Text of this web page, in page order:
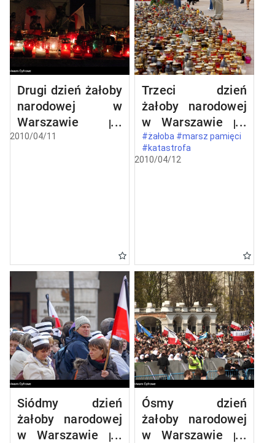
Drugi dzień żałoby
narodowej w
Warszawie po
katastrofie
2010/04/11
Trzeci dzień
żałoby narodowej
w Warszawie po
katastrofie
lotniczej w
#żałoba #marsz pamięci
#katastrofa
2010/04/12
Siódmy dzień
żałoby narodowej
w Warszawie po
Ósmy dzień
żałoby narodowej
w Warszawie po